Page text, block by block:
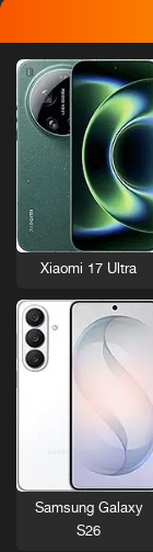
Xiaomi 17 Ultra
Samsung Galaxy
S26